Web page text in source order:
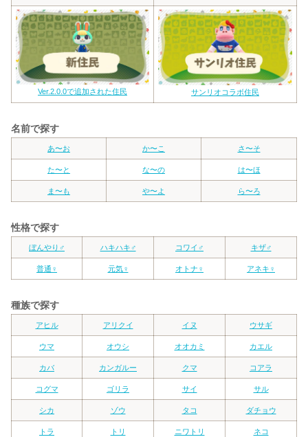
Ver.2.0.0で追加された住民 サンリオコラボ住民
名前で探す
あ〜お か〜こ さ〜そ
た〜と な〜の は〜ほ
ま〜も や〜よ ら〜ろ
性格で探す
ぼんやり♂ ハキハキ♂ コワイ♂ キザ♂
普通♀ 元気♀ オトナ♀ アネキ♀
種族で探す
アヒル アリクイ イヌ ウサギ
ウマ オウシ オオカミ カエル
カバ カンガルー クマ コアラ
コグマ ゴリラ サイ サル
シカ ゾウ タコ ダチョウ
トラ トリ ニワトリ ネコ